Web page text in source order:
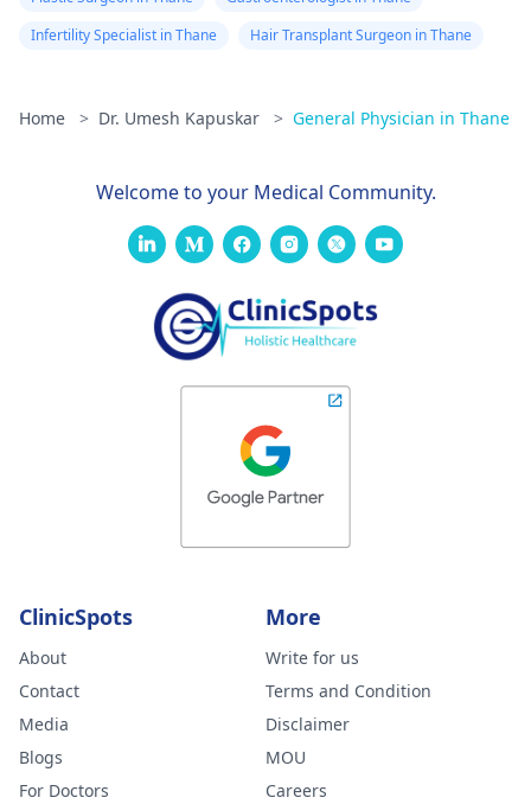
Infertility Specialist in Thane
Hair Transplant Surgeon in Thane
Home > Dr. Umesh Kapuskar > General Physician in Thane
Welcome to your Medical Community.
ClinicSpots
About
Contact
Media
Blogs
For Doctors
More
Write for us
Terms and Condition
Disclaimer
MOU
Careers